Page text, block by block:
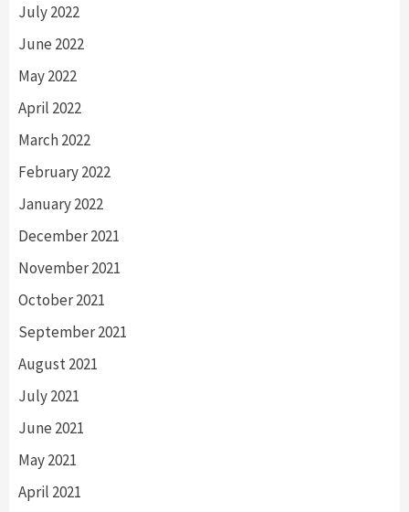
July 2022
June 2022
May 2022
April 2022
March 2022
February 2022
January 2022
December 2021
November 2021
October 2021
September 2021
August 2021
July 2021
June 2021
May 2021
April 2021